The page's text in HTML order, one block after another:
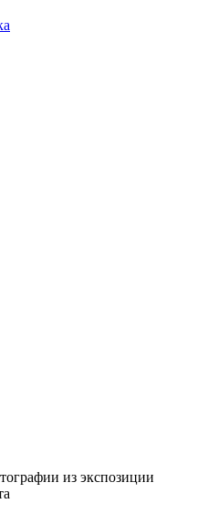
из экспозиции